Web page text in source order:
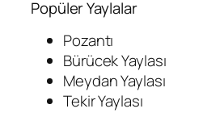
Popüler Yaylalar
Pozantı
Bürücek Yaylası
Meydan Yaylası
Tekir Yaylası